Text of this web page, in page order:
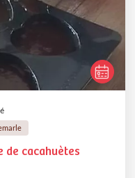
de cacahuètes